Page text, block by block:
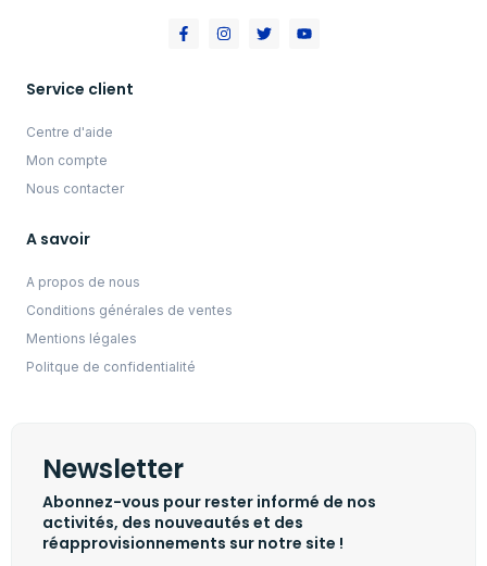
Service client
Centre d'aide
Mon compte
Nous contacter
A savoir
A propos de nous
Conditions générales de ventes
Mentions légales
Politque de confidentialité
Newsletter
Abonnez-vous pour rester informé de nos
activités, des nouveautés et des
réapprovisionnements sur notre site !